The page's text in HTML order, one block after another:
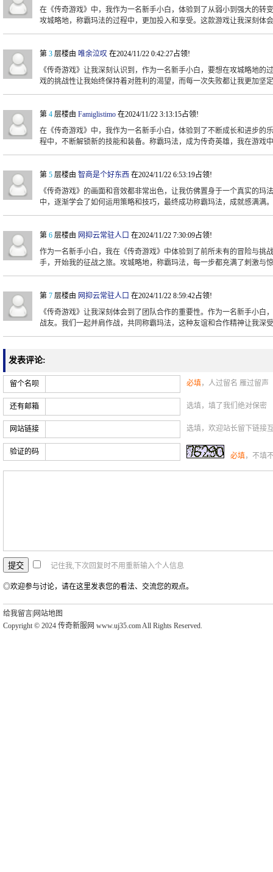
在《传奇游戏》中，我作为一名新手小白，体验到了从弱小到强大的转
攻城略地，称霸玛法的过程中，更加投入和享受。这款游戏让我深刻体
第 3 层楼由 唯余泣叹 在2024/11/22 0:42:27占领!
《传奇游戏》让我深刻认识到，作为一名新手小白，要想在攻城略地的
戏的挑战性让我始终保持着对胜利的渴望，而每一次失败都让我更加坚
第 4 层楼由 Famiglistimo 在2024/11/22 3:13:15占领!
在《传奇游戏》中，我作为一名新手小白，体验到了不断成长和进步的
程中，不断解锁新的技能和装备。称霸玛法，成为传奇英雄，我在游戏
第 5 层楼由 智商是个好东西 在2024/11/22 6:53:19占领!
《传奇游戏》的画面和音效都非常出色，让我仿佛置身于一个真实的玛
中，逐渐学会了如何运用策略和技巧，最终成功称霸玛法，成就感满满。
第 6 层楼由 网抑云常驻人口 在2024/11/22 7:30:09占领!
作为一名新手小白，我在《传奇游戏》中体验到了前所未有的冒险与挑
手，开始我的征战之旅。攻城略地，称霸玛法，每一步都充满了刺激与
第 7 层楼由 网抑云常驻人口 在2024/11/22 8:59:42占领!
《传奇游戏》让我深刻体会到了团队合作的重要性。作为一名新手小白
战友。我们一起并肩作战，共同称霸玛法，这种友谊和合作精神让我深
发表评论:
留个名呗 必填，人过留名 雁过留声
还有邮箱 选填，填了我们绝对保密
网站链接 选填，欢迎站长留下链接
验证的码 必填，不填
记住我,下次回复时不用重新输入个人信息
◎欢迎参与讨论，请在这里发表您的看法、交流您的观点。
给我留言 网站地图
Copyright © 2024 传奇新服网 www.uj35.com All Rights Reserved.